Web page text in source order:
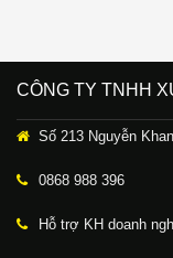
CÔNG TY TNHH
Số 213 Nguyễn
0868 988 396
Hỗ trợ KH doanh